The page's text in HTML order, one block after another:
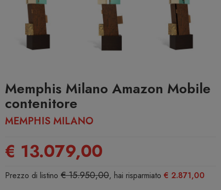
Memphis Milano Amazon Mobile
contenitore
MEMPHIS MILANO
€ 13.079,00
Prezzo di listino € 15.950,00, hai risparmiato € 2.871,00